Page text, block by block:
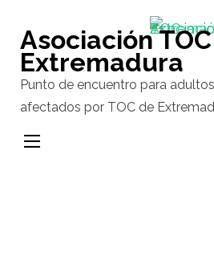
contenido
(presiona
Intro)
Asociación TOC
Extremadura
Punto de encuentro para
afectados por TOC de